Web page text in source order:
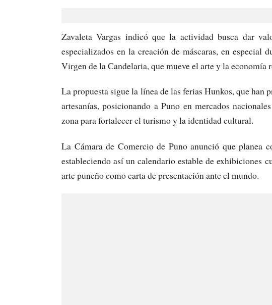
Zavaleta Vargas indicó que la actividad busca dar
especializados en la creación de máscaras, en especial
Virgen de la Candelaria, que mueve el arte y la economía
La propuesta sigue la línea de las ferias Hunkos, que
artesanías, posicionando a Puno en mercados
zona para fortalecer el turismo y la identidad cultural.
La Cámara de Comercio de Puno anunció que planea
estableciendo así un calendario estable de exhibiciones
arte puneño como carta de presentación ante el mundo.